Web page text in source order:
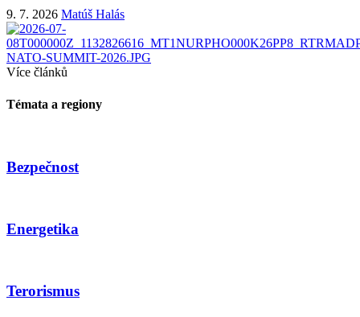
9. 7. 2026 Matúš Halás
Více článků
Témata a regiony
Bezpečnost
Energetika
Terorismus